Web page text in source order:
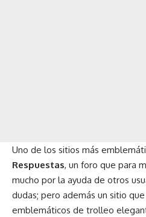
Uno de los sitios más
Respuestas, un foro que para
mucho por la ayuda de otros
dudas; pero además un sitio
emblemáticos de trolleo